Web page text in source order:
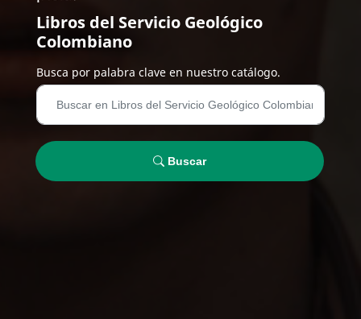
Libros del Servicio Geológico
Colombiano
Busca por palabra clave en nuestro catálogo.
Buscar